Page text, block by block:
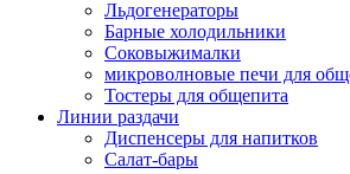
Льдогенераторы
Барные холодильники
Соковыжималки
микроволновые печи для
Тостеры для общепита
Линии раздачи
Диспенсеры для напитков
Салат-бары